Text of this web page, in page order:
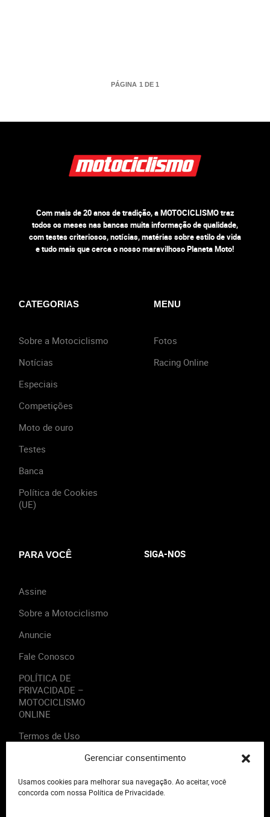
Gerenciar consentimento
Usamos cookies para melhorar sua navegação. Ao aceitar, você
concorda com nossa Política de Privacidade.
PÁGINA 1 DE 1
Com mais de 20 anos de tradição, a MOTOCICLISMO traz
todos os meses nas bancas muita informação de qualidade,
com testes criteriosos, notícias, matérias sobre estilo de vida
e tudo mais que cerca o nosso maravilhoso Planeta Moto!
CATEGORIAS
Sobre a Motociclismo
Notícias
Especiais
Competições
Moto de ouro
Testes
Banca
Política de Cookies
(UE)
MENU
Fotos
Racing Online
PARA VOCÊ
Assine
Sobre a Motociclismo
Anuncie
Fale Conosco
POLÍTICA DE
PRIVACIDADE –
MOTOCICLISMO
ONLINE
Termos de Uso
SIGA-NOS
2023 - Editora Motor Midia. Todos os direitos reservados.